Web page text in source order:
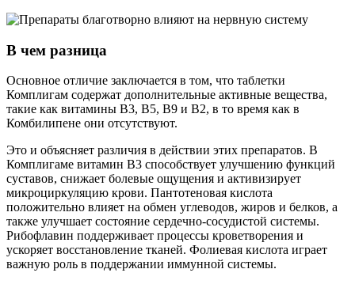
В чем разница
Основное отличие заключается в том, что таблетки
Комплигам содержат дополнительные активные вещества,
такие как витамины В3, В5, В9 и В2, в то время как в
Комбилипене они отсутствуют.
Это и объясняет различия в действии этих препаратов. В
Комплигаме витамин В3 способствует улучшению функций
суставов, снижает болевые ощущения и активизирует
микроциркуляцию крови. Пантотеновая кислота
положительно влияет на обмен углеводов, жиров и белков, а
также улучшает состояние сердечно-сосудистой системы.
Рибофлавин поддерживает процессы кроветворения и
ускоряет восстановление тканей. Фолиевая кислота играет
важную роль в поддержании иммунной системы.